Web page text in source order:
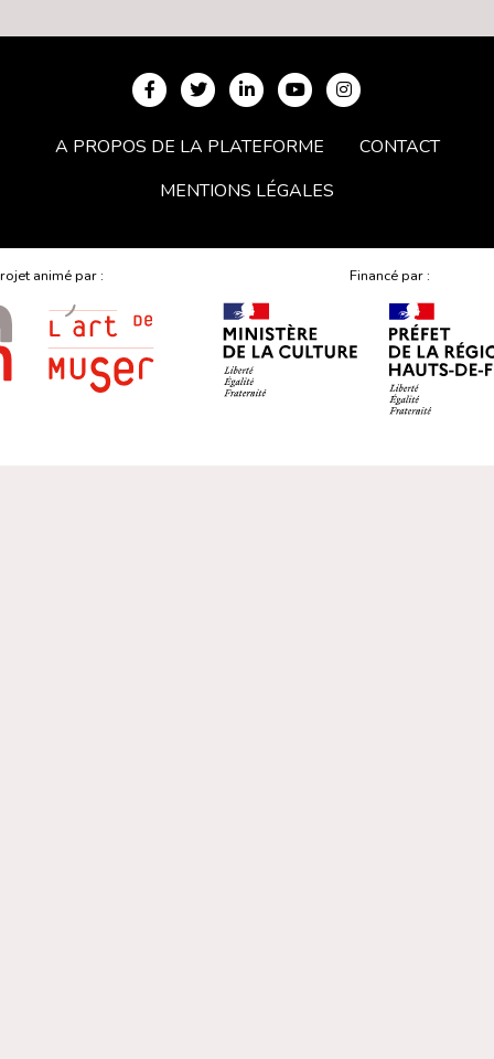
A PROPOS DE LA PLATEFORME
CONTACT
MENTIONS LÉGALES
animé par : Financé par :